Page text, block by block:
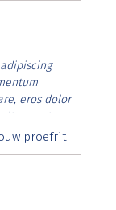
eros dolor
erat.
lorem
proefrit